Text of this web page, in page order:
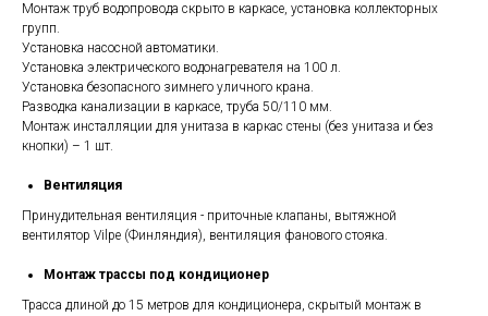
Монтаж труб водопровода скрыто в каркасе, установка коллекторных
групп.
Установка насосной автоматики.
Установка электрического водонагревателя на 100 л.
Установка безопасного зимнего уличного крана.
Разводка канализации в каркасе, труба 50/110 мм.
Монтаж инсталляции для унитаза в каркас стены (без унитаза и без
кнопки) – 1 шт.
Вентиляция
Принудительная вентиляция - приточные клапаны, вытяжной
вентилятор Vilpe (Финляндия), вентиляция фанового стояка.
Монтаж трассы под кондиционер
Трасса длиной до 15 метров для кондиционера, скрытый монтаж в